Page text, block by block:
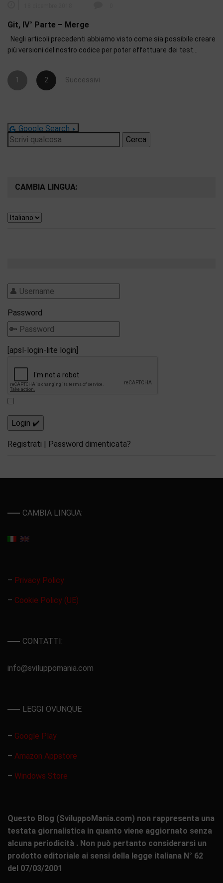
Git, IV° Parte – Merge
Negli articoli precedenti abbiamo visto come sia possibile creare
più versioni del nostro codice per poter effettuare dei test…
Paginazione
degli
1 2 Successivi
Google Search
Ricerca
per:
CAMBIA LINGUA:
Password
[apsl-login-lite login]
Registrati | Password dimenticata?
CAMBIA LINGUA:
– Privacy Policy
– Cookie Policy (UE)
CONTATTI:
info@sviluppomania.com
LEGGI OVUNQUE
– Google Play
– Amazon Appstore
– Windows Store
Questo Blog (SviluppoMania.com) non rappresenta una
testata giornalistica in quanto viene aggiornato senza
alcuna periodicità . Non può pertanto considerarsi un
prodotto editoriale ai sensi della legge italiana N° 62
del 07/03/2001